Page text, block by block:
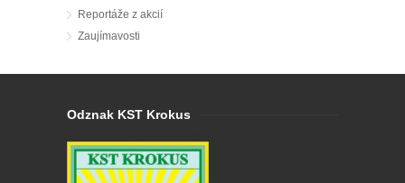
Reportáže z akcií
Zaujímavosti
Odznak KST Krokus